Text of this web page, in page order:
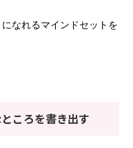
なれるマインドセットを
ころを書き出す